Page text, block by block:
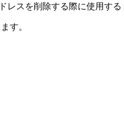
レスを削除する際に使用する
す。